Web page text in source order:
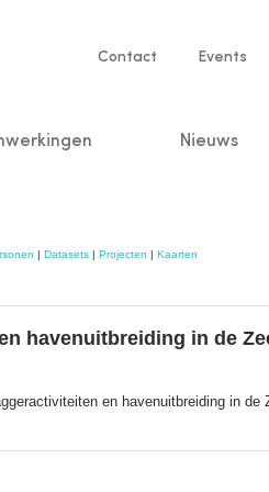
Service
Contact Events
Nieuws
| Datasets| Projecten | Kaarten
havenuitbreiding in de
en havenuitbreiding in